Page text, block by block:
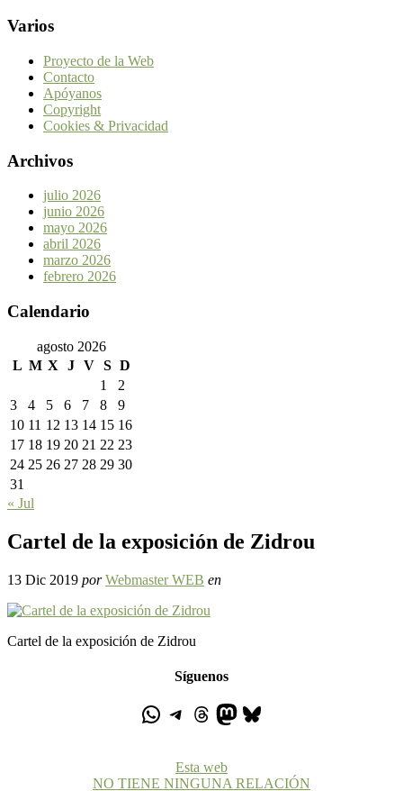
Varios
Proyecto de la Web
Contacto
Apóyanos
Copyright
Cookies & Privacidad
Archivos
julio 2026
junio 2026
mayo 2026
abril 2026
marzo 2026
febrero 2026
Calendario
agosto 2026
L M X J V S D
1
2
3
4 5 6 7 8
9
10 11 12 13 14 15 16
17 18 19 20 21 22 23
24 25 26 27 28 29 30
31
« Jul
Cartel de la exposición de Zidrou
13 Dic 2019 por Webmaster WEB en
Cartel de la exposición de Zidrou
Síguenos
Esta web
NO TIENE NINGUNA RELACIÓN